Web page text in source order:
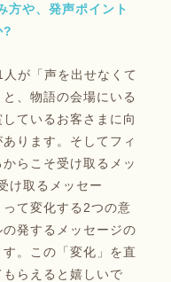
方や、発声ポイント
?
が「声を出せなくて
、物語の会場にいる
ているお客さまに向
ります。そしてフィ
らこそ受け取るメッ
け取るメッセー
て変化する2つの意
発するメッセージの
。この「変化」を直
らえると嬉しいで